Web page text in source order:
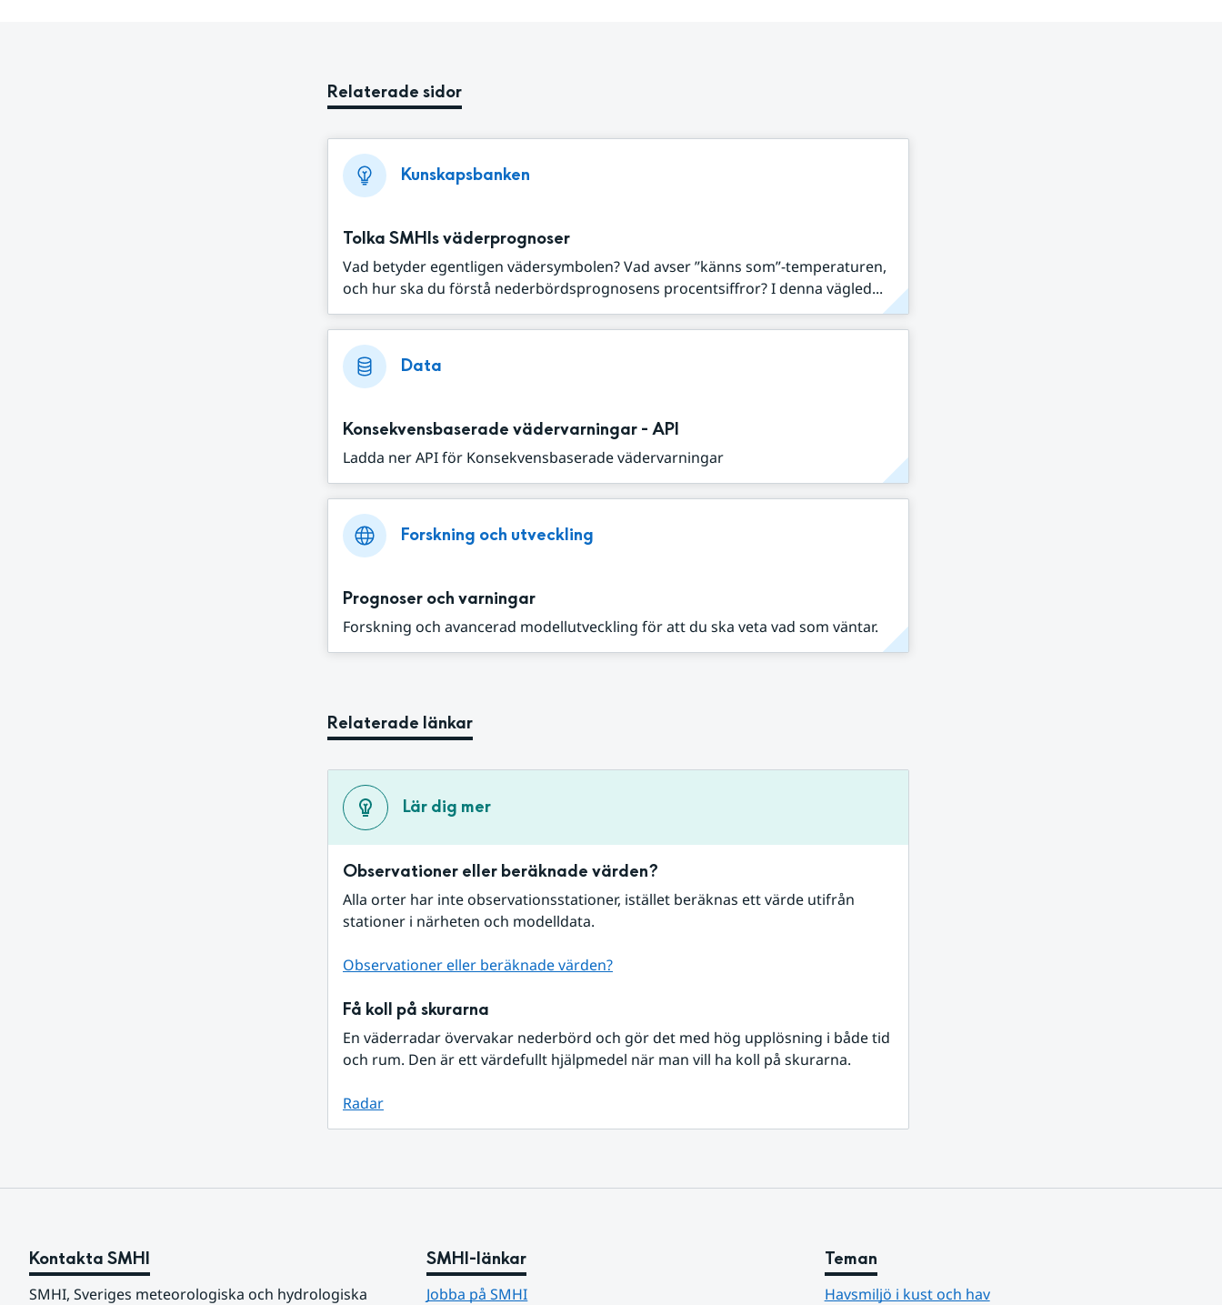
Relaterade sidor
Kunskapsbanken
Tolka SMHIs väderprognoser
Vad betyder egentligen vädersymbolen? Vad avser ”känns som”-temperaturen,
och hur ska du förstå nederbördsprognosens procentsiffror? I denna vägled...
Data
Konsekvensbaserade vädervarningar - API
Ladda ner API för Konsekvensbaserade vädervarningar
Forskning och utveckling
Prognoser och varningar
Forskning och avancerad modellutveckling för att du ska veta vad som väntar.
Relaterade länkar
Lär dig mer
Observationer eller beräknade värden?
Alla orter har inte observationsstationer, istället beräknas ett värde utifrån
stationer i närheten och modelldata.
Observationer eller beräknade värden?
Få koll på skurarna
En väderradar övervakar nederbörd och gör det med hög upplösning i både tid
och rum. Den är ett värdefullt hjälpmedel när man vill ha koll på skurarna.
Radar
Kontakta SMHI
SMHI, Sveriges meteorologiska och hydrologiska
SMHI-länkar
Jobba på SMHI
Teman
Havsmiljö i kust och hav